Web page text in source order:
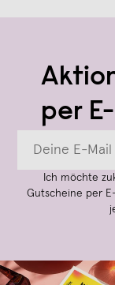
per
Ich möchte
Gutscheine per